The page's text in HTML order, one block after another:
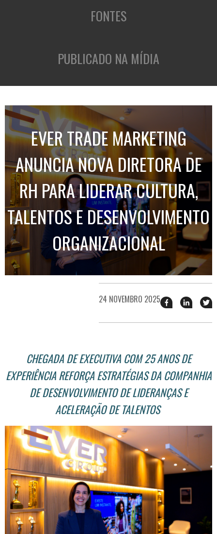
FONTES
PUBLICADO NA MÍDIA
EVER TRADE MARKETING
ANUNCIA NOVA DIRETORA DE
RH PARA LIDERAR CULTURA,
TALENTOS E DESENVOLVIMENTO
ORGANIZACIONAL
24 NOVEMBRO 2025 Compartilhar
esse
no
esse
no
CHEGADA DE EXECUTIVA COM 25 ANOS DE
EXPERIÊNCIA REFORÇA ESTRATÉGIAS DA COMPANHIA
DE DESENVOLVIMENTO DE LIDERANÇAS E
ACELERAÇÃO DE TALENTOS